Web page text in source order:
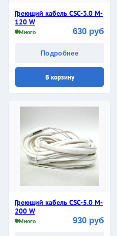
Греющий кабель CSC-3.0 M-
120 W
Много 630 руб
Подробнее
В корзину
Греющий кабель CSC-5.0 M-
200 W
Много 930 руб